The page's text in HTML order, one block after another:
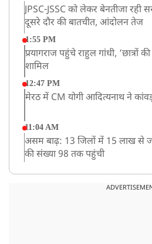
JPSC-JSSC को लेकर बेनतीजा रही
दूसरे दौर की बातचीत, आंदोलन तेज
1:55 PM
प्रयागराज पहुंचे राहुल गांधी, ‘छात्रों
शामिल
12:47 PM
मेरठ में CM योगी आदित्यनाथ ने कांवड़
11:04 AM
असम बाढ़: 13 जिलों में 15 लाख से
की संख्या 98 तक पहुंची
हिमाचल के चंबा में बड़ा सड़क हादसा, 7